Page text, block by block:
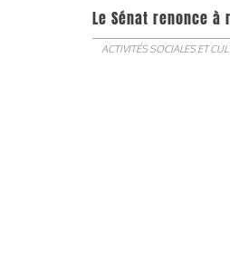
Le Sénat renonce à
ACTIVITÉS SOCIALES ET